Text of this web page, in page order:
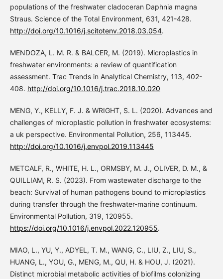
populations of the freshwater cladoceran Daphnia magna
Straus. Science of the Total Environment, 631, 421-428.
http://doi.org/10.1016/j.scitotenv.2018.03.054.
MENDOZA, L. M. R. & BALCER, M. (2019). Microplastics in
freshwater environments: a review of quantification
assessment. Trac Trends in Analytical Chemistry, 113, 402-
408. http://doi.org/10.1016/j.trac.2018.10.020
MENG, Y., KELLY, F. J. & WRIGHT, S. L. (2020). Advances and
challenges of microplastic pollution in freshwater ecosystems:
a uk perspective. Environmental Pollution, 256, 113445.
http://doi.org/10.1016/j.envpol.2019.113445
METCALF, R., WHITE, H. L., ORMSBY, M. J., OLIVER, D. M., &
QUILLIAM, R. S. (2023). From wastewater discharge to the
beach: Survival of human pathogens bound to microplastics
during transfer through the freshwater-marine continuum.
Environmental Pollution, 319, 120955.
https://doi.org/10.1016/j.envpol.2022.120955.
MIAO, L., YU, Y., ADYEL, T. M., WANG, C., LIU, Z., LIU, S.,
HUANG, L., YOU, G., MENG, M., QU, H. & HOU, J. (2021).
Distinct microbial metabolic activities of biofilms colonizing